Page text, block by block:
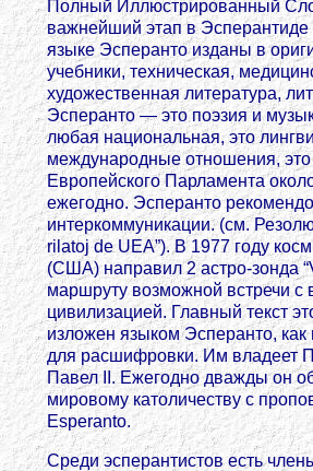
Полный Иллюстрированный
важнейший этап в Эсперантиде
языке Эсперанто изданы в
учебники, техническая,
художественная литература,
Эсперанто — это поэзия и
любая национальная, это
международные отношения, это
Европейского Парламента
ежегодно. Эсперанто
интеркоммуникации. (см.
rilatoj de UEA”). В 1977 году
(США) направил 2 астро-зонда
маршруту возможной встречи с
цивилизацией. Главный текст
изложен языком Эсперанто,
для расшифровки. Им владеет
Павел II. Ежегодно дважды он
мировому католичеству с
Esperanto.
Среди эсперантистов есть